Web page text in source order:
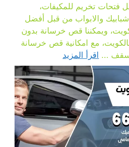
فتحات تخريم للمكيفات،
والابواب من قبل أفضل
ويمكننا قص خرسانة بدون
مع امكانية قص خرسانة
... اقرأ المزيد